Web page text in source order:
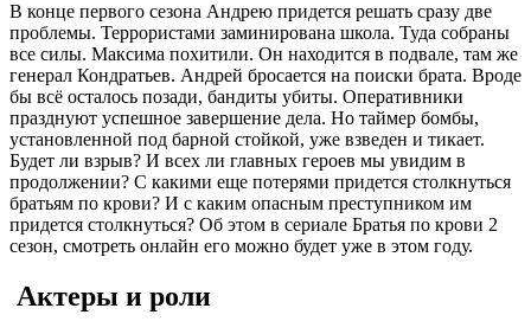
В конце первого сезона Андрею придется решать сразу две
проблемы. Террористами заминирована школа. Туда собраны
все силы. Максима похитили. Он находится в подвале, там же
генерал Кондратьев. Андрей бросается на поиски брата. Вроде
бы всё осталось позади, бандиты убиты. Оперативники
празднуют успешное завершение дела. Но таймер бомбы,
установленной под барной стойкой, уже взведен и тикает.
Будет ли взрыв? И всех ли главных героев мы увидим в
продолжении? С какими еще потерями придется столкнуться
братьям по крови? И с каким опасным преступником им
придется столкнуться? Об этом в сериале Братья по крови 2
сезон, смотреть онлайн его можно будет уже в этом году.
Актеры и роли